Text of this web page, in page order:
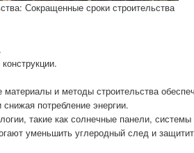
Сокращенные сроки строительства
и методы строительства
потребление энергии.
такие как солнечные панели, системы
уменьшить углеродный след и